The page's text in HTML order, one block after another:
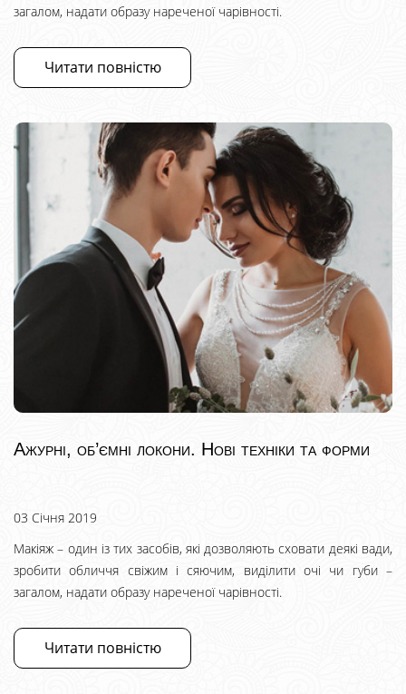
загалом, надати образу нареченої чарівності.
Читати повністю
Ажурні, об’ємні локони. Нові техніки та форми
03 Січня 2019
Макіяж – один із тих засобів, які дозволяють сховати деякі вади,
зробити обличчя свіжим і сяючим, виділити очі чи губи –
загалом, надати образу нареченої чарівності.
Читати повністю